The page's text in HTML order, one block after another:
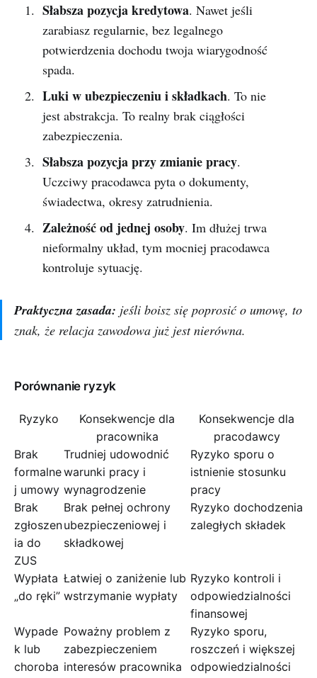
Słabsza pozycja kredytowa. Nawet jeśli
zarabiasz regularnie, bez legalnego
potwierdzenia dochodu twoja wiarygodność
spada.
Luki w ubezpieczeniu i składkach. To nie
jest abstrakcja. To realny brak ciągłości
zabezpieczenia.
Słabsza pozycja przy zmianie pracy.
Uczciwy pracodawca pyta o dokumenty,
świadectwa, okresy zatrudnienia.
Zależność od jednej osoby. Im dłużej trwa
nieformalny układ, tym mocniej pracodawca
kontroluje sytuację.
Praktyczna zasada: jeśli boisz się poprosić o umowę, to
znak, że relacja zawodowa już jest nierówna.
Porównanie ryzyk
Ryzyko
Konsekwencje dla
pracownika
Konsekwencje dla
pracodawcy
Brak
formalne
j umowy
Trudniej udowodnić
warunki pracy i
wynagrodzenie
Ryzyko sporu o
istnienie stosunku
pracy
Brak
zgłoszen
ia do
ZUS
Brak pełnej ochrony
ubezpieczeniowej i
składkowej
Ryzyko dochodzenia
zaległych składek
Wypłata
„do ręki”
Łatwiej o zaniżenie lub
wstrzymanie wypłaty
Ryzyko kontroli i
odpowiedzialności
finansowej
Wypade
k lub
choroba
Poważny problem z
zabezpieczeniem
interesów pracownika
Ryzyko sporu,
roszczeń i większej
odpowiedzialności